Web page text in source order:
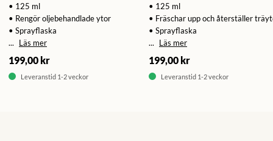
• 125 ml
• Rengör oljebehandlade ytor
• Sprayflaska
...
Läs mer
199,00 kr
Leveranstid 1-2 veckor
• 125 ml
• Fräschar upp och återställer
• Sprayflaska
...
Läs mer
199,00 kr
Leveranstid 1-2 veckor